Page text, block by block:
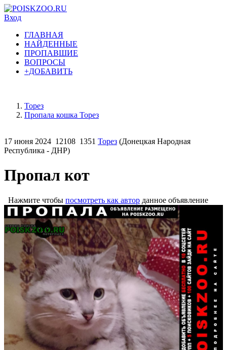
Вход
ГЛАВНАЯ
НАЙДЕННЫЕ
ПРОПАВШИЕ
ВОПРОСЫ
+ДОБАВИТЬ
Торез
Пропала кошка Торез
17 июня 2024 12108 1351 Торез (Донецкая Народная
Республика - ДНР)
Пропал кот
Нажмите чтобы посмотреть как автор данное объявление